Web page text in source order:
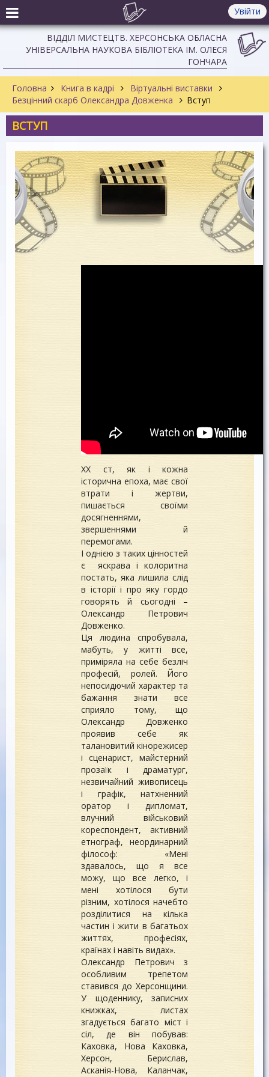
Увійти
ВІДДІЛ МИСТЕЦТВ. ХЕРСОНСЬКА ОБЛАСНА
УНІВЕРСАЛЬНА НАУКОВА БІБЛІОТЕКА ІМ. ОЛЕСЯ
ГОНЧАРА
Головна Книга в кадрі
Віртуальні виставки
Безцінний скарб Олександра Довженка
Вступ
ВСТУП
XX ст, як і кожна
історична епоха, має свої
втрати і жертви,
пишається своїми
досягненнями,
звершеннями й
перемогами.
І однією з таких цінностей
є яскрава і колоритна
постать, яка лишила слід
в історії і про яку гордо
говорять й сьогодні –
Олександр Петрович
Довженко.
Ця людина спробувала,
мабуть, у житті все,
приміряла на себе безліч
професій, ролей. Його
непосидючий характер та
бажання знати все
сприяло тому, що
Олександр Довженко
проявив себе як
талановитий кінорежисер
і сценарист, майстерний
прозаїк і драматург,
незвичайний живописець
і графік, натхненний
оратор і дипломат,
влучний військовий
кореспондент, активний
етнограф, неординарний
філософ: «Мені
здавалось, що я все
можу, що все легко, і
мені хотілося бути
різним, хотілося начебто
розділитися на кілька
частин і жити в багатьох
життях, професіях,
країнах і навіть видах».
Олександр Петрович з
особливим трепетом
ставився до Херсонщини.
У щоденнику, записних
книжках, листах
згадується багато міст і
сіл, де він побував:
Каховка, Нова Каховка,
Херсон, Берислав,
Асканія-Нова, Каланчак,